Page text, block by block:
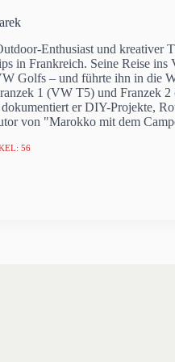
Enthusiast und kreativer
in Frankreich. Seine Reise ins
Golfs – und führte ihn in die
1 (VW T5) und Franzek
er DIY-Projekte,
von "Marokko mit dem
56